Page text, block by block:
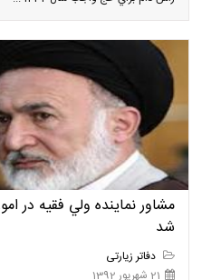
مشاور نماينده ولي فقيه در
شد
دفاتر زیارتی
21 شهریور 1392